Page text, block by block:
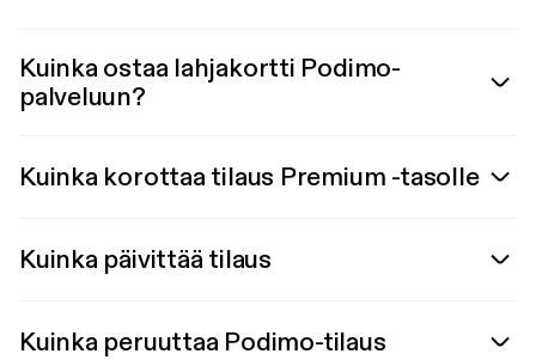
Kuinka ostaa lahjakortti Podimo-
palveluun?
Kuinka korottaa tilaus Premium -tasolle
Kuinka päivittää tilaus
Kuinka peruuttaa Podimo-tilaus